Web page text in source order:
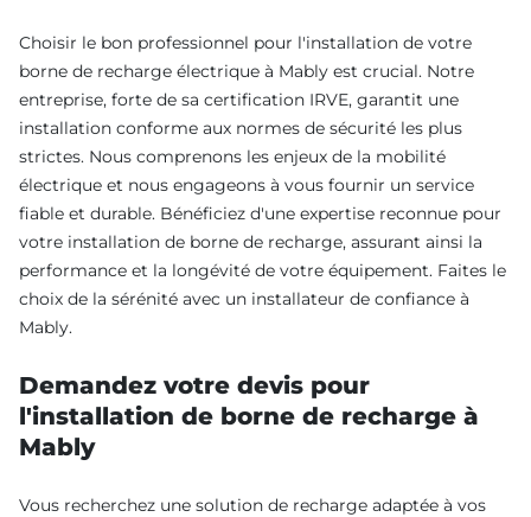
Choisir le bon professionnel pour l'installation de votre
borne de recharge électrique à Mably est crucial. Notre
entreprise, forte de sa certification IRVE, garantit une
installation conforme aux normes de sécurité les plus
strictes. Nous comprenons les enjeux de la mobilité
électrique et nous engageons à vous fournir un service
fiable et durable. Bénéficiez d'une expertise reconnue pour
votre installation de borne de recharge, assurant ainsi la
performance et la longévité de votre équipement. Faites le
choix de la sérénité avec un installateur de confiance à
Mably.
Demandez votre devis pour
l'installation de borne de recharge à
Mably
Vous recherchez une solution de recharge adaptée à vos